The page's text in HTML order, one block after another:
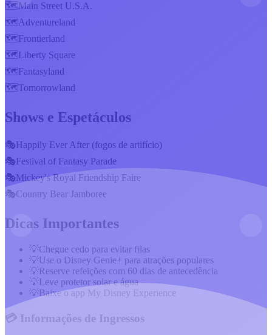
🗺️Main Street U.S.A.
🗺️Adventureland
🗺️Frontierland
🗺️Liberty Square
🗺️Fantasyland
🗺️Tomorrowland
Shows e Espetáculos
🎭Happily Ever After (fogos de artifício)
🎭Festival of Fantasy Parade
🎭Mickey's Royal Friendship Faire
🎭Country Bear Jamboree
Dicas Importantes
💡Chegue cedo para evitar filas
💡Use o Disney Genie+ para atrações populares
💡Reserve refeições com 60 dias de antecedência
💡Leve protetor solar e água
💡Baixe o app My Disney Experience
💳 Informações de Ingressos